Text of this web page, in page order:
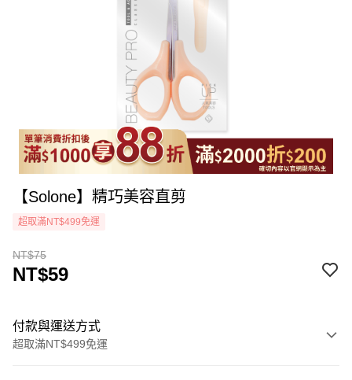
【Solone】精巧美容直剪
超取滿NT$499免運
NT$75
NT$59
付款與運送方式
超取滿NT$499免運